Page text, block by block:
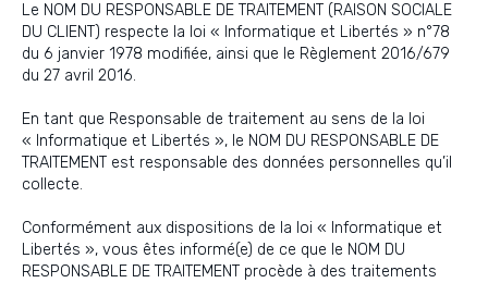
Le NOM DU RESPONSABLE DE TRAITEMENT (RAISON SOCIALE
DU CLIENT) respecte la loi « Informatique et Libertés » n°78
du 6 janvier 1978 modifiée, ainsi que le Règlement 2016/679
du 27 avril 2016.
En tant que Responsable de traitement au sens de la loi
« Informatique et Libertés », le NOM DU RESPONSABLE DE
TRAITEMENT est responsable des données personnelles qu’il
collecte.
Conformément aux dispositions de la loi « Informatique et
Libertés », vous êtes informé(e) de ce que le NOM DU
RESPONSABLE DE TRAITEMENT procède à des traitements